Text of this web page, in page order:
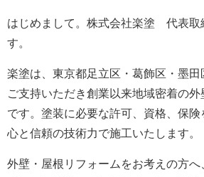
はじめまして。株式会社楽塗 代表
す。
楽塗は、東京都足立区・葛飾区・墨田
ご支持いただき創業以来地域密着の
です。塗装に必要な許可、資格、保
心と信頼の技術力で施工いたします。
外壁・屋根リフォームをお考えの方